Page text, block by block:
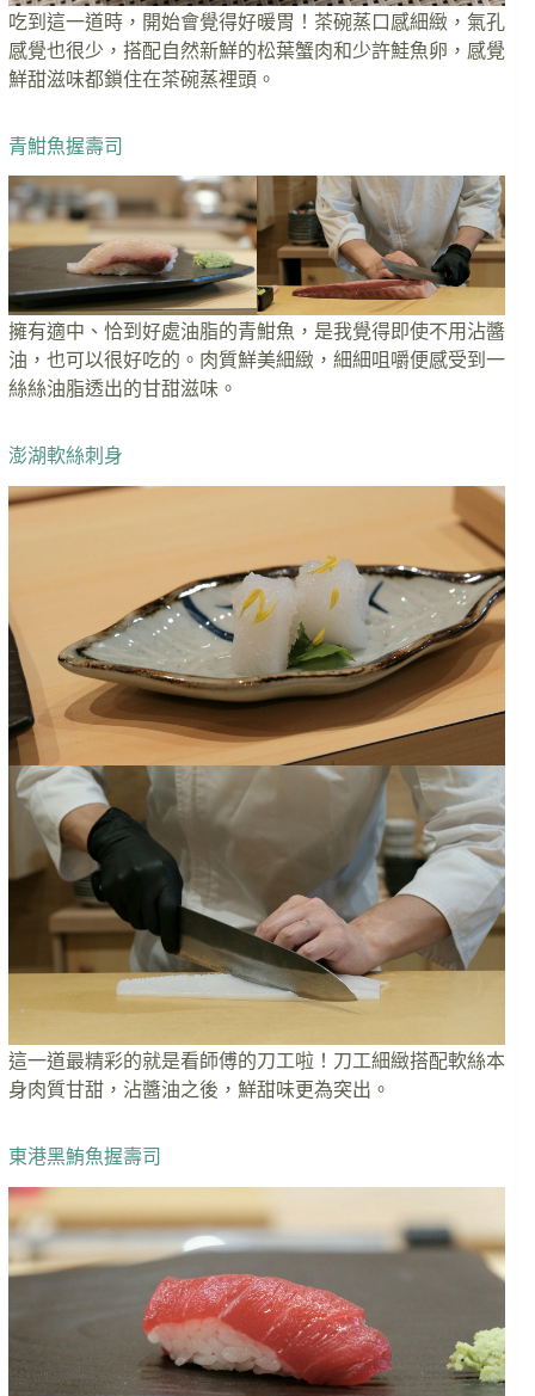
吃到這一道時，開始會覺得好暖胃！茶碗蒸口感細緻，氣孔
感覺也很少，搭配自然新鮮的松葉蟹肉和少許鮭魚卵，感覺
鮮甜滋味都鎖住在茶碗蒸裡頭。
青魽魚握壽司
擁有適中、恰到好處油脂的青魽魚，是我覺得即使不用沾醬
油，也可以很好吃的。肉質鮮美細緻，細細咀嚼便感受到一
絲絲油脂透出的甘甜滋味。
澎湖軟絲刺身
這一道最精彩的就是看師傅的刀工啦！刀工細緻搭配軟絲本
身肉質甘甜，沾醬油之後，鮮甜味更為突出。
東港黑鮪魚握壽司